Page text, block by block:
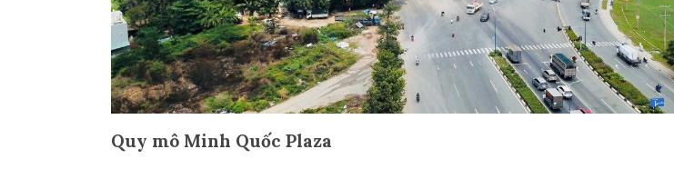
Quy mô Minh Quốc Plaza